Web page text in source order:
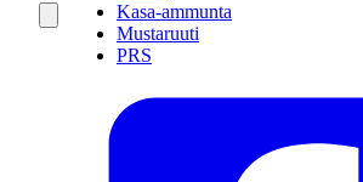
Kasa-ammunta
Mustaruuti
PRS